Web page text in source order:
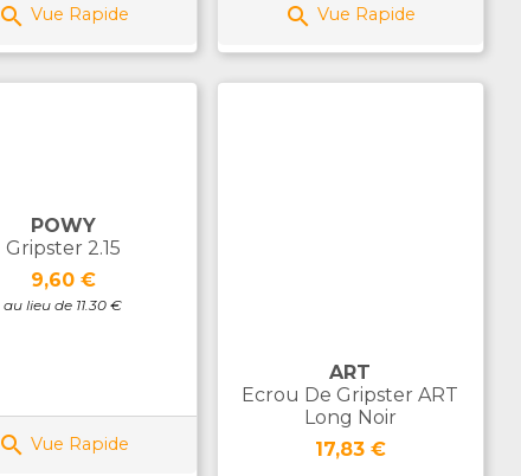
 Vue Rapide  Vue Rapide
POWY
Gripster 2.15
Prix
9,60 €
au lieu de 11.30 €
 Vue Rapide
ART
Ecrou De Gripster ART
Long Noir
Prix
17,83 €